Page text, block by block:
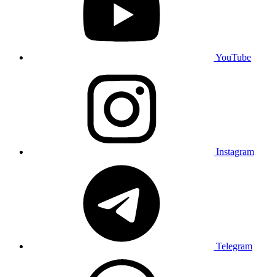
YouTube
Instagram
Telegram